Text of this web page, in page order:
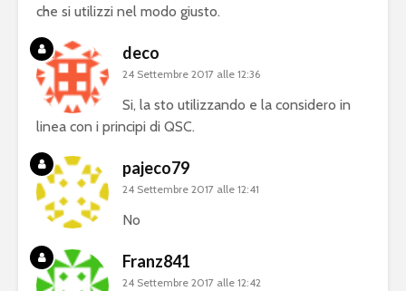
che si utilizzi nel modo giusto.
deco
24 Settembre 2017 alle 12:36
Si, la sto utilizzando e la considero in
linea con i principi di QSC.
pajeco79
24 Settembre 2017 alle 12:41
No
Franz841
24 Settembre 2017 alle 12:42